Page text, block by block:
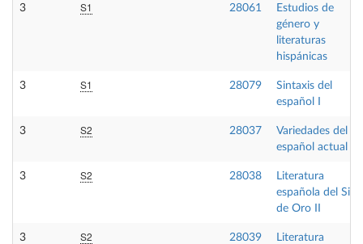
3 S1 28061
Estudios de
género y
literaturas
hispánicas
3 S1 28079
Sintaxis del
español I
3 S2 28037
Variedades del
español actual
3 S2 28038
Literatura
española del
de Oro II
3 S2 28039
Literatura